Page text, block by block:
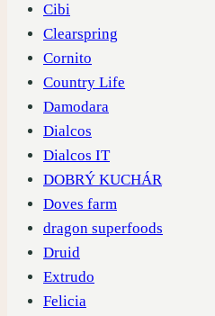
Cibi
Clearspring
Cornito
Country Life
Damodara
Dialcos
Dialcos IT
DOBRÝ KUCHÁR
Doves farm
dragon superfoods
Druid
Extrudo
Felicia